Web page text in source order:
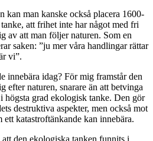
kan man kanske också placera 1600-
att frihet inte har något med fri
av att man följer naturen. Som en
saken: ”ju mer våra handlingar rättar
vi”.
innebära idag? För mig framstår den
efter naturen, snarare än att betvinga
högsta grad ekologisk tanke. Den gör
destruktiva aspekter, men också mot
katastroftänkande kan innebära.